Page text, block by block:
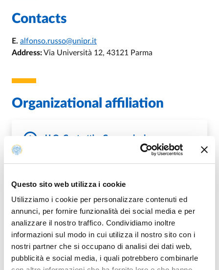
Questo sito web utilizza i cookie
Utilizziamo i cookie per personalizzare contenuti ed
annunci, per fornire funzionalità dei social media e per
analizzare il nostro traffico. Condividiamo inoltre
informazioni sul modo in cui utilizza il nostro sito con i
nostri partner che si occupano di analisi dei dati web,
pubblicità e social media, i quali potrebbero combinarle
Contacts
E. alfonso.russo@unipr.it
Address:Via Università 12, 43121 Parma
Organizational affiliation
U.O. Contratti e Convenzioni
More facility staff at this address
Personale tecnico amministrativo